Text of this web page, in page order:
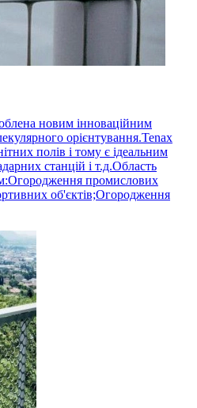
новим інноваційним
орієнтування.Tenax
полів і тому є ідеальним
станцій і т.д.Область
промислових
об'єктів;Огородження